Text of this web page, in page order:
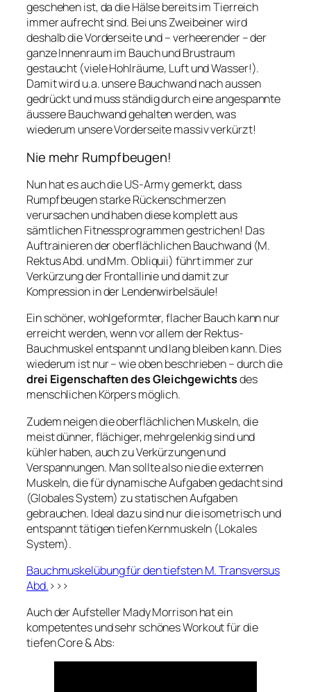
geschehen ist, da die Hälse bereits im Tierreich
immer aufrecht sind. Bei uns Zweibeiner wird
deshalb die Vorderseite und – verheerender – der
ganze Innenraum im Bauch und Brustraum
gestaucht (viele Hohlräume, Luft und Wasser!).
Damit wird u.a. unsere Bauchwand nach aussen
gedrückt und muss ständig durch eine angespannte
äussere Bauchwand gehalten werden, was
wiederum unsere Vorderseite massiv verkürzt!
Nie mehr Rumpfbeugen!
Nun hat es auch die US-Army gemerkt, dass
Rumpfbeugen starke Rückenschmerzen
verursachen und haben diese komplett aus
sämtlichen Fitnessprogrammen gestrichen! Das
Auftrainieren der oberflächlichen Bauchwand (M.
Rektus Abd. und Mm. Obliquii) führt immer zur
Verkürzung der Frontallinie und damit zur
Kompression in der Lendenwirbelsäule!
Ein schöner, wohlgeformter, flacher Bauch kann nur
erreicht werden, wenn vor allem der Rektus-
Bauchmuskel entspannt und lang bleiben kann. Dies
wiederum ist nur – wie oben beschrieben – durch die
drei Eigenschaften des Gleichgewichtsdes
menschlichen Körpers möglich.
Zudem neigen die oberflächlichen Muskeln, die
meist dünner, flächiger, mehrgelenkig sind und
kühler haben, auch zu Verkürzungen und
Verspannungen. Man sollte also nie die externen
Muskeln, die für dynamische Aufgaben gedacht sind
(Globales System) zu statischen Aufgaben
gebrauchen. Ideal dazu sind nur die isometrisch und
entspannt tätigen tiefen Kernmuskeln (Lokales
System).
Bauchmuskelübung für den tiefsten M. Transversus
Abd.>>>
Auch der Aufsteller Mady Morrison hat ein
kompetentes und sehr schönes Workout für die
tiefen Core & Abs: